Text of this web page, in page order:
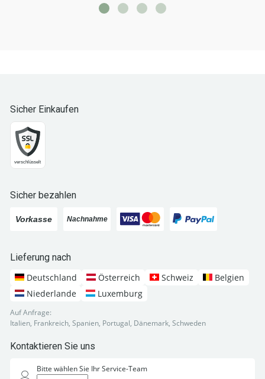
Sicher Einkaufen
Sicher bezahlen
Lieferung nach
Deutschland
Österreich Schweiz
Belgien
Niederlande
Luxemburg
Auf Anfrage:
Italien, Frankreich, Spanien, Portugal, Dänemark, Schweden
Kontaktieren Sie uns
Bitte wählen Sie Ihr Service-Team